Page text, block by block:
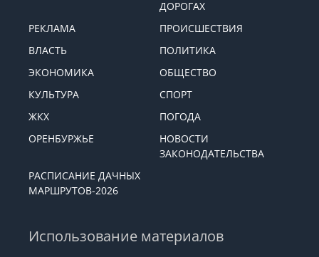
ДОРОГАХ
РЕКЛАМА
ПРОИСШЕСТВИЯ
ВЛАСТЬ
ПОЛИТИКА
ЭКОНОМИКА
ОБЩЕСТВО
КУЛЬТУРА
СПОРТ
ЖКХ
ПОГОДА
ОРЕНБУРЖЬЕ
НОВОСТИ
ЗАКОНОДАТЕЛЬСТВА
РАСПИСАНИЕ ДАЧНЫХ
МАРШРУТОВ-2026
Использование материалов